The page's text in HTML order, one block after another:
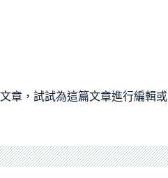
章，試試為這篇文章進行編輯或